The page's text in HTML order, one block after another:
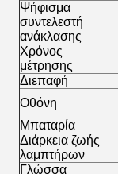
Ψήφισμα
συντελεστή
ανάκλασης
Χρόνος
μέτρησης
Διεπαφή
Οθόνη
Μπαταρία
Διάρκεια ζωής
λαμπτήρων
Γλώσσα